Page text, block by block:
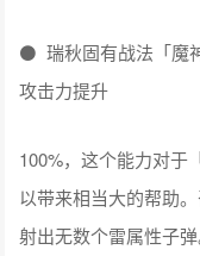
⚫ 瑞秋固有战法「魔
攻击力提升
100%，这个能力对于
以带来相当大的帮助
射出无数个雷属性子弹